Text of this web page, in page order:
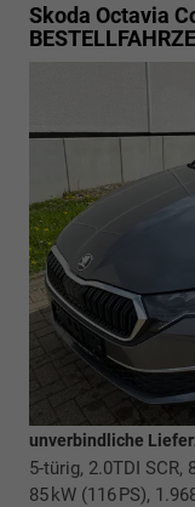
Skoda Octavia
unverbindliche
5-türig, 2.0TDI SCR,
85 kW (116 PS),